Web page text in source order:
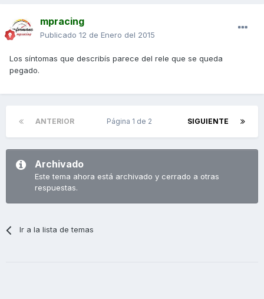
mpracing
Publicado 12 de Enero del 2015
Los síntomas que describís parece del rele que se queda
pegado.
ANTERIOR SIGUIENTE
Página 1 de 2
Archivado
Este tema ahora está archivado y cerrado a otras
respuestas.
Ir a la lista de temas